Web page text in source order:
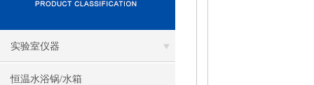
实验室仪器
恒温水浴锅/水箱